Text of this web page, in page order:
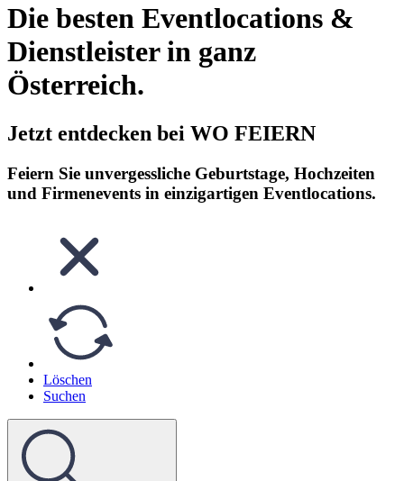
Die besten Eventlocations &
Dienstleister in ganz
Österreich.
Jetzt entdecken bei WO FEIERN
Feiern Sie unvergessliche Geburtstage, Hochzeiten
und Firmenevents in einzigartigen Eventlocations.
Löschen
Suchen